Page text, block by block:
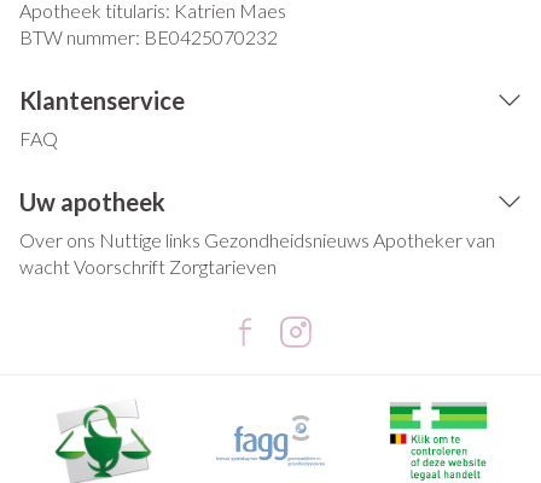
Apotheek titularis: Katrien Maes
BTW nummer: BE0425070232
Klantenservice
FAQ
Uw apotheek
Over ons Nuttige links Gezondheidsnieuws Apotheker van
wachtVoorschrift Zorgtarieven